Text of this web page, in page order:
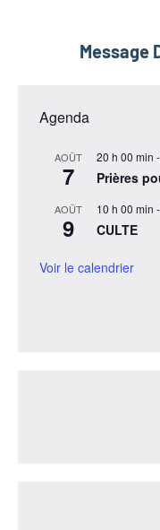
Message
Agenda
AOÛT
7
20 h 00 min -
Prières
AOÛT
9
10 h 00 min -
CULTE
Voir le calendrier